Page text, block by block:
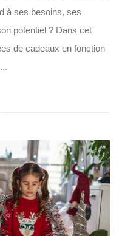
à ses besoins, ses
potentiel ? Dans cet
de cadeaux en fonction